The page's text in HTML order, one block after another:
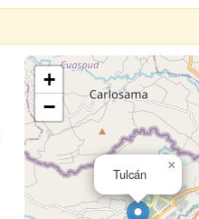
Tulcán
×
+
−